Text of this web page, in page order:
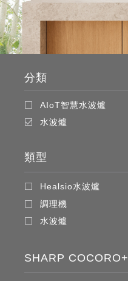
3D清淨循環扇
涼暖離子扇
左右開冰箱
無線吸塵器
淨水器濾芯
分類
AIoT智慧水波爐
水波爐
類型
Healsio水波爐
調理機
水波爐
SHARP COCORO+